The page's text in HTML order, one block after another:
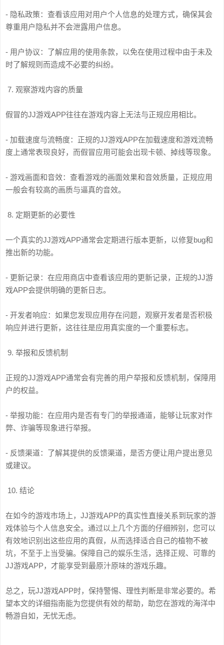
- 隐私政策：查看该应用对用户个人信息的处理方式，确保其会
尊重用户隐私并不会泄露用户信息。
- 用户协议：了解应用的使用条款，以免在使用过程中由于未及
时了解规则而造成不必要的纠纷。
7. 观察游戏内容的质量
假冒的JJ游戏APP往往在游戏内容上无法与正规应用相比。
- 加载速度与流畅度：正规的JJ游戏APP在加载速度和游戏流畅
度上通常表现良好，而假冒应用可能会出现卡顿、掉线等现象。
- 游戏画面和音效：查看游戏的画面效果和音效质量，正规应用
一般会有较高的画质与逼真的音效。
8. 定期更新的必要性
一个真实的JJ游戏APP通常会定期进行版本更新，以修复bug和
推出新的功能。
- 更新记录：在应用商店中查看该应用的更新记录，正规的JJ游
戏APP会提供明确的更新日志。
- 开发者响应：如果您发现应用存在问题，观察开发者是否积极
响应并进行更新，这往往是应用真实度的一个重要标志。
9. 举报和反馈机制
正规的JJ游戏APP通常会有完善的用户举报和反馈机制，保障用
户的权益。
- 举报功能：在应用内是否有专门的举报通道，能够让玩家对作
弊、诈骗等现象进行举报。
- 反馈渠道：了解其提供的反馈渠道，是否方便让用户提出意见
或建议。
10. 结论
在如今的游戏市场上，JJ游戏APP的真实性直接关系到玩家的游
戏体验与个人信息安全。通过以上几个方面的仔细辨别，您可以
有效地识别出这些应用的真假，从而选择适合自己的植物不被
坑，不至于上当受骗。保障自己的娱乐生活，选择正规、可靠的
JJ游戏APP，才能享受到最原汁原味的游戏乐趣。
总之，玩JJ游戏APP时，保持警惕、理性判断是非常必要的。希
望本文的详细指南能为您提供有效的帮助，助您在游戏的海洋中
畅游自如，无忧无虑。